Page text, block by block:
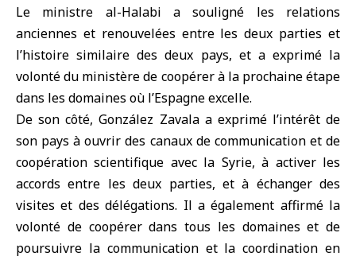
Le ministre al-Halabi a souligné les relations
anciennes et renouvelées entre les deux parties et
l’histoire similaire des deux pays, et a exprimé la
volonté du ministère de coopérer à la prochaine étape
dans les domaines où l’Espagne excelle.
De son côté, González Zavala a exprimé l’intérêt de
son pays à ouvrir des canaux de communication et de
coopération scientifique avec la Syrie, à activer les
accords entre les deux parties, et à échanger des
visites et des délégations. Il a également affirmé la
volonté de coopérer dans tous les domaines et de
poursuivre la communication et la coordination en